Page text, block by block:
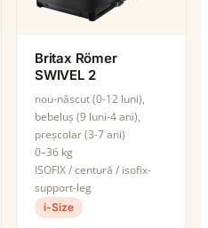
Britax Römer
SWIVEL 2
nou-născut (0-12 luni),
bebeluș (9 luni-4 ani),
preșcolar (3-7 ani)
0–36 kg
ISOFIX / centură / isofix-
support-leg
i-Size